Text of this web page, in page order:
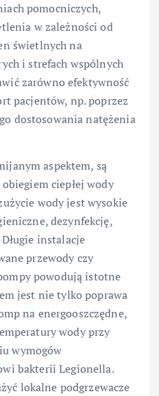
pomocniczych,
w zależności od
świetlnych na
i strefach wspólnych
zarówno efektywność
pacjentów, np. poprzez
dostosowania natężenia
aspektem, są
ciepłej wody
wody jest wysokie
dezynfekcję,
instalacje
przewody czy
powodują istotne
jest nie tylko poprawa
na energooszczędne,
wody przy
wymogów
bakterii Legionella.
lokalne podgrzewacze